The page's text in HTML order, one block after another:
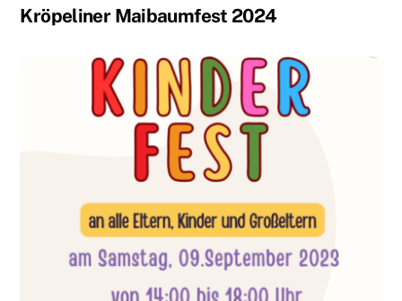
Kröpeliner Maibaumfest 2024